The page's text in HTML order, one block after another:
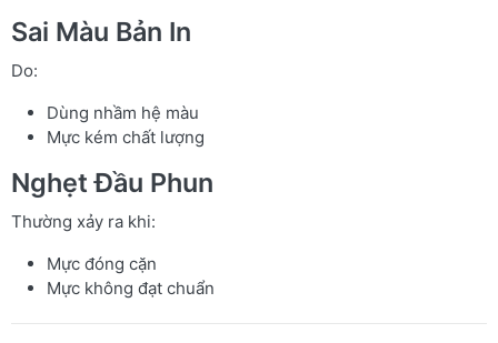
Sai Màu Bản In
Do:
Dùng nhầm hệ màu
Mực kém chất lượng
Nghẹt Đầu Phun
Thường xảy ra khi:
Mực đóng cặn
Mực không đạt chuẩn